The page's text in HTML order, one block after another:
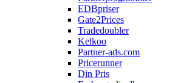
EDBpriser
Gate2Prices
Tradedoubler
Kelkoo
Partner-ads.com
Pricerunner
Din Pris